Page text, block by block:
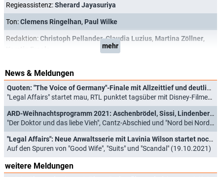
Regieassistenz:Sherard Jayasuriya
Ton:Clemens Ringelhan, Paul Wilke
Redaktion:Christoph Pellander,Claudia Luzius, Martina Zöllner,
mehr
News & Meldungen
Quoten: "The Voice of Germany"-Finale mit Allzeittief und deutlich hinter "Kitchen Impossible"
"Legal Affairs" startet mau, RTL punktet tagsüber mit Disney-Filmen (20.12.2021)
ARD-Weihnachtsprogramm 2021: Aschenbrödel, Sissi, Lindenberg-"Tatort" und KaDeWe
"Der Doktor und das liebe Vieh", Cantz-Abschied und "Nord bei Nordwest"-Special (25.11.2021)
"Legal Affairs": Neue Anwaltsserie mit Lavinia Wilson startet noch vor Weihnachten
Auf den Spuren von "Good Wife", "Suits" und "Scandal" (19.10.2021)
weitere Meldungen